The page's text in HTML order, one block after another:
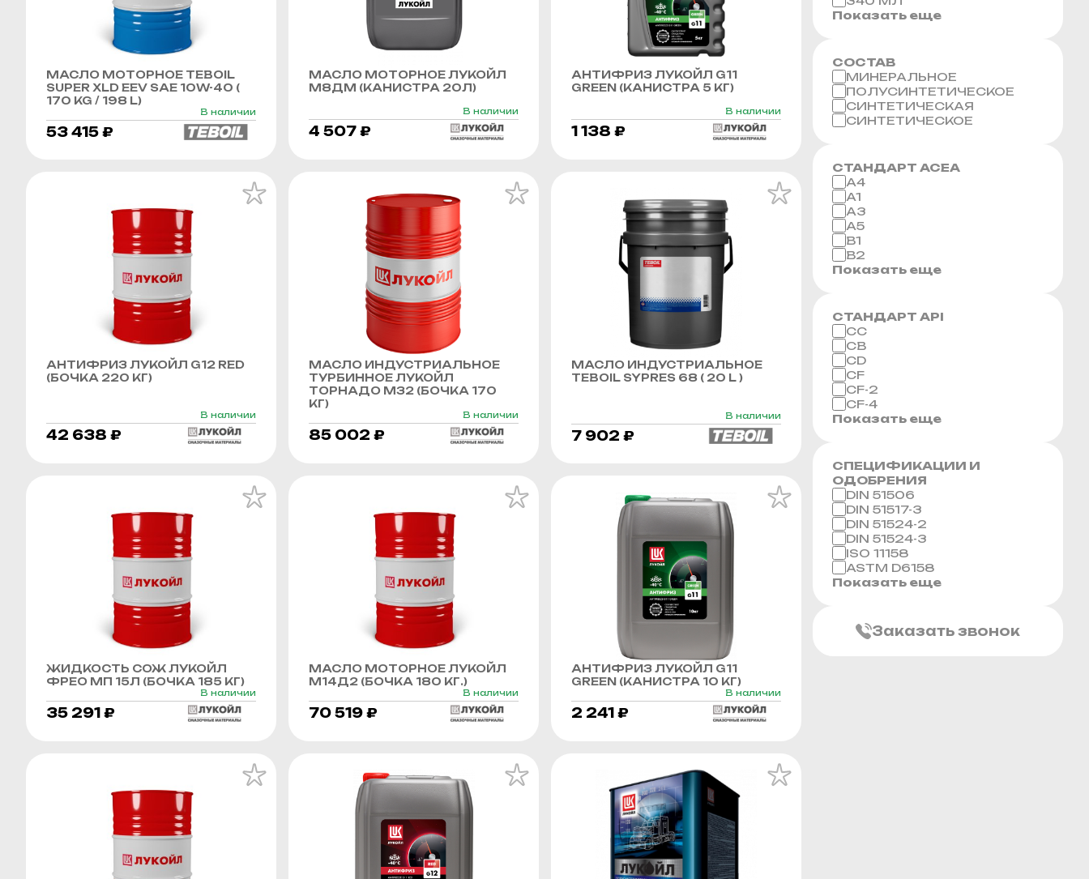
МАСЛО МОТОРНОЕ TEBOIL
SUPER XLD EEV SAE 10W-40 (
170 KG / 198 L)
В наличии
53 415 ₽
МАСЛО МОТОРНОЕ ЛУКОЙЛ
М8ДМ (КАНИСТРА 20Л)
В наличии
4 507 ₽
АНТИФРИЗ ЛУКОЙЛ G11
GREEN (КАНИСТРА 5 КГ)
В наличии
1 138 ₽
АНТИФРИЗ ЛУКОЙЛ G12 RED
(БОЧКА 220 КГ)
В наличии
42 638 ₽
МАСЛО ИНДУСТРИАЛЬНОЕ
ТУРБИННОЕ ЛУКОЙЛ
ТОРНАДО М32 (БОЧКА 170
КГ)
В наличии
85 002 ₽
МАСЛО ИНДУСТРИАЛЬНОЕ
TEBOIL SYPRES 68 ( 20 L )
В наличии
7 902 ₽
ЖИДКОСТЬ СОЖ ЛУКОЙЛ
ФРЕО МП 15Л (БОЧКА 185 КГ)
В наличии
35 291 ₽
МАСЛО МОТОРНОЕ ЛУКОЙЛ
М14Д2 (БОЧКА 180 КГ.)
В наличии
70 519 ₽
АНТИФРИЗ ЛУКОЙЛ G11
GREEN (КАНИСТРА 10 КГ)
В наличии
2 241 ₽
Показать еще
СОСТАВ
МИНЕРАЛЬНОЕ
ПОЛУСИНТЕТИЧЕСКОЕ
СИНТЕТИЧЕСКАЯ
СИНТЕТИЧЕСКОЕ
СТАНДАРТ ACEA
A4
A1
A3
A5
B1
B2
Показать еще
СТАНДАРТ API
CC
CB
CD
CF
CF-2
CF-4
Показать еще
СПЕЦИФИКАЦИИ И
ОДОБРЕНИЯ
DIN 51506
DIN 51517-3
DIN 51524-2
DIN 51524-3
ISO 11158
ASTM D6158
Показать еще
Заказать звонок